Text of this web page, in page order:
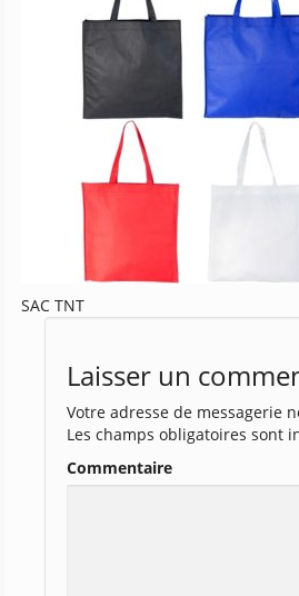
SAC TNT
Laisser un
Votre adresse de messagerie
Les champs obligatoires sont
Commentaire